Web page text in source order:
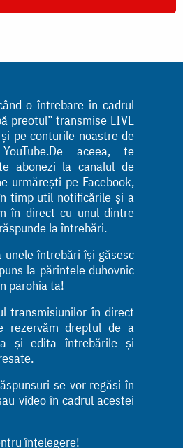
o întrebare în cadrul
preotul” transmise LIVE
pe conturile noastre de
aceea, te
abonezi la canalul de
urmărești pe Facebook,
timp util notificările și a
în direct cu unul dintre
la întrebări.
unele întrebări își găsesc
la părintele duhovnic
parohia ta!
transmisiunilor în direct
rezervăm dreptul de a
și edita întrebările și
se vor regăsi în
video în cadrul acestei
înțelegere!